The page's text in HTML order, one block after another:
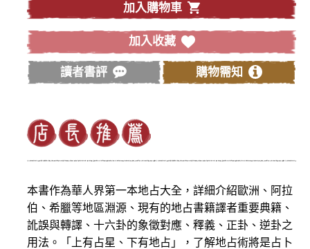
加入購物車
加入收藏
讀者書評 購物需知
本書作為華人界第一本地占大全，詳細介紹歐洲、阿拉
伯、希臘等地區淵源、現有的地占書籍譯者重要典籍、
訛誤與轉譯、十六卦的象徵對應、釋義、正卦、逆卦之
用法。「上有占星、下有地占」，了解地占術將是占卜